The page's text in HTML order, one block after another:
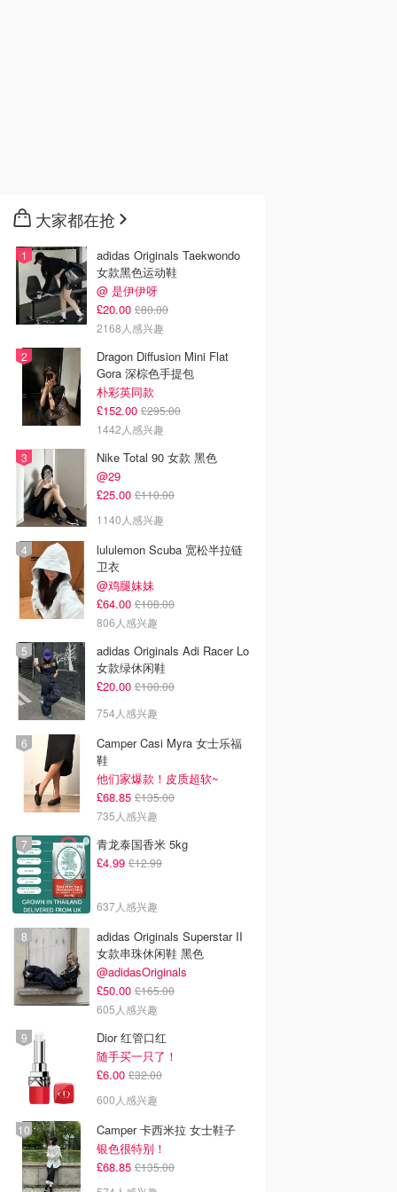
大家都在抢
adidas Originals Taekwondo
女款黑色运动鞋
@ 是伊伊呀
£20.00 £80.00
2168人感兴趣
Dragon Diffusion Mini Flat
Gora 深棕色手提包
朴彩英同款
£152.00 £295.00
1442人感兴趣
Nike Total 90 女款 黑色
@29
£25.00 £110.00
1140人感兴趣
lululemon Scuba 宽松半拉链
卫衣
@鸡腿妹妹
£64.00 £108.00
806人感兴趣
adidas Originals Adi Racer Lo
女款绿休闲鞋
£20.00 £100.00
754人感兴趣
Camper Casi Myra 女士乐福
鞋
他们家爆款！皮质超软~
£68.85 £135.00
735人感兴趣
青龙泰国香米 5kg
£4.99 £12.99
637人感兴趣
adidas Originals Superstar II
女款串珠休闲鞋 黑色
@adidasOriginals
£50.00 £165.00
605人感兴趣
Dior 红管口红
随手买一只了！
£6.00 £32.00
600人感兴趣
Camper 卡西米拉 女士鞋子
银色很特别！
£68.85 £135.00